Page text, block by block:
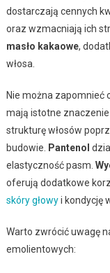
dostarczają cennych
oraz wzmacniają ich
masło kakaowe,
włosa.
Nie można zapomnieć
mają istotne
strukturę włosów
budowie.
Pantenol
elastyczność pasm.
oferują dodatkowe
skóry głowyi kondycję
Warto zwrócić uwagę
emolientowych: